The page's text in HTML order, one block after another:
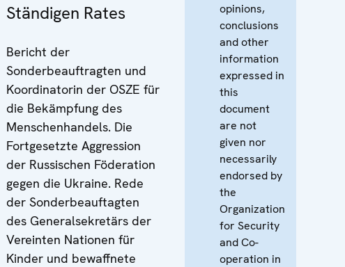
Ständigen Rates
Bericht der
Sonderbeauftragten und
Koordinatorin der OSZE für
die Bekämpfung des
Menschenhandels. Die
Fortgesetzte Aggression
der Russischen Föderation
gegen die Ukraine. Rede
der Sonderbeauftagten
des Generalsekretärs der
Vereinten Nationen für
Kinder und bewaffnete
opinions,
conclusions
and other
information
expressed in
this
document
are not
given nor
necessarily
endorsed by
the
Organization
for Security
and Co-
operation in